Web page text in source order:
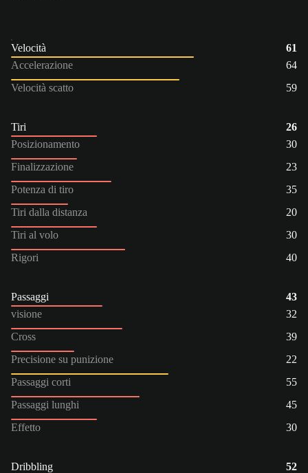
Velocità
61
Accelerazione
64
Velocità scatto
59
Tiri
26
Posizionamento
30
Finalizzazione
23
Potenza di tiro
35
Tiri dalla distanza
20
Tiri al volo
30
Rigori
40
Passaggi
43
visione
32
Cross
39
Precisione su punizione
22
Passaggi corti
55
Passaggi lunghi
45
Effetto
30
Dribbling
52